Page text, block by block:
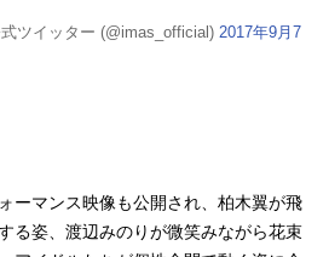
ツイッター (@imas_official) 2017年9月7
ーマンス映像も公開され、柏木翼が飛
る姿、渡辺みのりが微笑みながら花束